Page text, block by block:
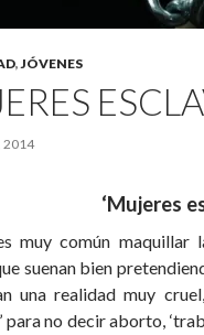
,JÓVENES
2014
‘Mujeres
muy común maquillar
suenan bien
una realidad muy
para no decir aborto,